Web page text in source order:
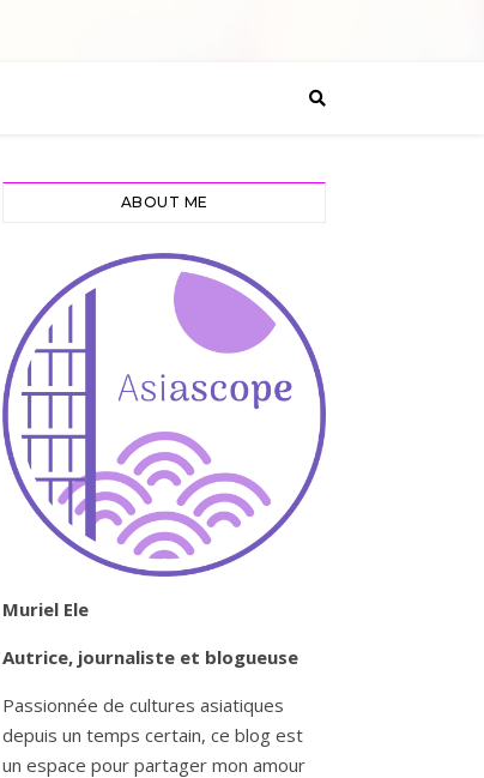
ABOUT ME
Muriel Ele
Autrice, journaliste et blogueuse
Passionnée de cultures asiatiques
depuis un temps certain, ce blog est
un espace pour partager mon amour